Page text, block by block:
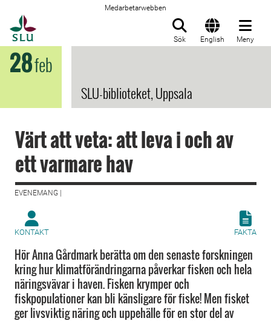
Medarbetarwebben
Sök English Meny
28feb
SLU-biblioteket, Uppsala
Värt att veta: att leva i och av
ett varmare hav
EVENEMANG |
KONTAKT FAKTA
Hör Anna Gårdmark berätta om den senaste forskningen
kring hur klimatförändringarna påverkar fisken och hela
näringsvävar i haven. Fisken krymper och
fiskpopulationer kan bli känsligare för fiske! Men fisket
ger livsviktig näring och uppehälle för en stor del av